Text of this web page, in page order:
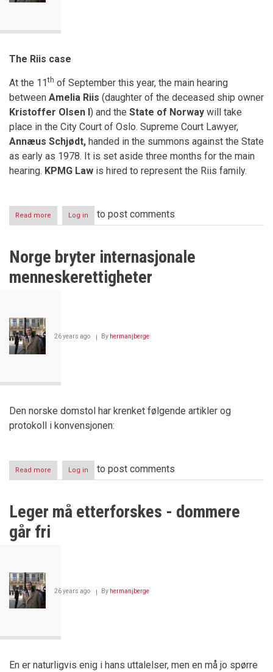
The Riis case
At the 11 th of September this year, the main hearing
between Amelia Riis (daughter of the deceased ship owner
Kristoffer Olsen I ) and the State of Norway will take
place in the City Court of Oslo. Supreme Court Lawyer,
Annæus Schjødt, handed in the summons against the State
as early as 1978. It is set aside three months for the main
hearing. KPMG Law is hired to represent the Riis family.
Read more
The
Log in to post comments
Norge bryter internasjonale
menneskerettigheter
26 years ago By hermanjberge
Den norske domstol har krenket følgende artikler og
protokoll i konvensjonen:
Read more about
Norge
menneskerettigheter
Log in to post comments
Leger må etterforskes - dommere
går fri
26 years ago By hermanjberge
En er naturligvis enig i hans uttalelser, men en må jo spørre